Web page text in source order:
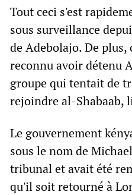
Tout ceci s'est
sous surveillance
de Adebolajo. De
reconnu avoir détenu
groupe qui tentait de
rejoindre al-Shabaab,
Le gouvernement
sous le nom de
tribunal et avait été
qu'il soit retourné à